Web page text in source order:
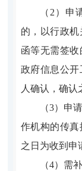
（2）申
的，以行政
函等无需签收
政府信息公
人确认，确认
（3）申
作机构的传真
之日为收到申
（4）需